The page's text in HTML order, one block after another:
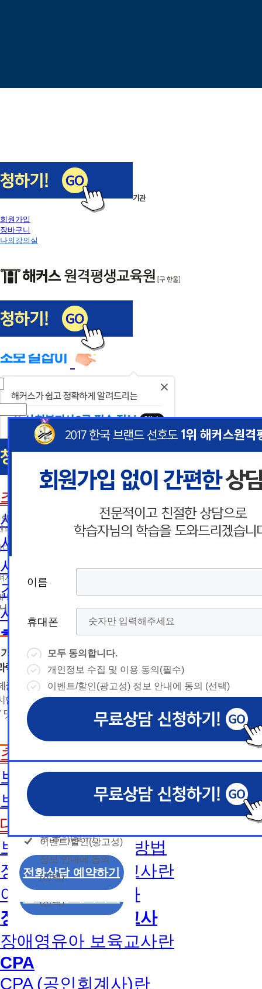
이전
다음
1/5
회원가입
장바구니
나의강의실
해커스편입
사회복지사1급
사회복지사
초보길잡이
사회복지사란
사회복지사2급 취득방법
사회복지사1급 취득방법
건강가정사
사회복지학사/전문학사
한국어교원
한국어교원이란
한국어교원 취득방법
해외취업전망
보육교사
초보길잡이
보육교사란
보육교사2급 취득방법
대면수업일정
보육교사1급 취득방법
장애영유아 보육교사란
아동학사/전문학사
장애영유아 보육교사
장애영유아 보육교사란
CPA
CPA (공인회계사)란
폰
* 날짜입력 키보드 사용법
- page up/down 키 = 다음달/이전
- ctrl+ 방향키 좌,우, 위, 아래 = 날
짜선택
날짜선택
날
선
예
간
상담내용(필수)
수강신청
문의
상담 희망내용 (선택)
개인정보 수집/이용
동의
개인정보 수집 및 이
용 동의(필수)
이벤트/할인(광고성)
정보 안내에 동의
(선택)
폰
* 날짜입력 키보드 사용법
- page up/down 키 = 다음달/이전
- ctrl+ 방향키 좌,우, 위, 아래 = 날
짜선택
전달
- ctrl+ 방향키 좌,우, 위, 아래 =
날짜선택
날
짜
예
상담내용(필수)
수강신청
문의
모두 동의합니다.
개인정보 수집 및 이
용 동의(필수)
이벤트/할인(광고성)
정보 안내에 동의
(선택)
전화상담 예약하기
이름
휴대폰
모두 동의합니다.
개인정보 수집 및 이용 동의(필수)
이벤트/할인(광고성) 정보 안내에 동의 (선택)
◆ 개인정보 수집 · 이용 동의
1. 개인정보 수집·이용 목적
1) 무료상담 진행 및 문의 사항 응대, 동일·후속 문의에 대한
제공, 상담 이력 관리 및 상담 관련 분쟁·민원 처리
2) 광고성 정보 수신에 별도 동의한 자에 한하여
격평생교육원을 비롯한 해커스 교육그룹의 새로
신상품이나 이벤트, 최신 정보 안내 등 신청자의
는 최적의 서비스를 제공하기 위함.
(해커스교육그룹: 해커스인강, 해커스프랩, 해커스톡, 해커스
커스일본어, 해커스잡, 해커스금융, 해커스임용, 해커스공무
찰, 해커스소방, 해커스공인중개사, 해커스주택관리사, 해커
2. (필수)이름, 휴대폰번호, 상담내용
(선택) 제출된 상담 문의 내용, 전화상담 과정에서 이용자가
3. 개인정보 보유/이용 기간: 법령상 정하는 경우
고는 회원탈퇴 시까지 이용 및 보관합니다. 단, 비
나 상담 시로부터 3년 이내 탈퇴하는 자의 경우, 소
만 또는 분쟁처리를 위해 3년간 보관합니다.
에는 상담 신청이 제한됩니다.
이름
휴대폰
모두 동의합니다.
개인정보 수집 및 이용 동의(필수)
이벤트/할인(광고성) 정보 안내에 동의 (선택)
◆ 개인정보 수집 · 이용 동의
1. 개인정보 수집·이용 목적
1) 무료상담 진행 및 문의 사항 응대, 동일·후속 문의에 대한
제공, 상담 이력 관리 및 상담 관련 분쟁·민원 처리
2) 광고성 정보 수신에 별도 동의한 자에 한하여
격평생교육원을 비롯한 해커스 교육그룹의 새로
신상품이나 이벤트, 최신 정보 안내 등 신청자의
는 최적의 서비스를 제공하기 위함.
(해커스교육그룹: 해커스인강, 해커스프랩, 해커스톡, 해커스
커스일본어, 해커스잡, 해커스금융, 해커스임용, 해커스공무
찰, 해커스소방, 해커스공인중개사, 해커스주택관리사, 해커
2. (필수)이름, 휴대폰번호, 상담내용
(선택) 제출된 상담 문의 내용, 전화상담 과정에서 이용자가
3. 개인정보 보유/이용 기간: 법령상 정하는 경우
고는 회원탈퇴 시까지 이용 및 보관합니다. 단, 비
나 상담 시로부터 3년 이내 탈퇴하는 자의 경우, 소
만 또는 분쟁처리를 위해 3년간 보관합니다.
에는 상담 신청이 제한됩니다.
이름
휴대폰
모두 동의합니다.
개인정보 수집 및 이용 동의(필수)
이벤트/할인(광고성) 정보 안내에 동의 (선택)
◆ 개인정보 수집 · 이용 동의
1. 개인정보 수집·이용 목적
1) 무료상담 진행 및 문의 사항 응대, 동일·후속 문의에 대한
제공, 상담 이력 관리 및 상담 관련 분쟁·민원 처리
2) 광고성 정보 수신에 별도 동의한 자에 한하여
격평생교육원을 비롯한 해커스 교육그룹의 새로
신상품이나 이벤트, 최신 정보 안내 등 신청자의
는 최적의 서비스를 제공하기 위함.
(해커스교육그룹: 해커스인강, 해커스프랩, 해커스톡, 해커스
커스일본어, 해커스잡, 해커스금융, 해커스임용, 해커스공무
찰, 해커스소방, 해커스공인중개사, 해커스주택관리사, 해커
2. (필수)이름, 휴대폰번호, 상담내용
(선택) 제출된 상담 문의 내용, 전화상담 과정에서 이용자가
3. 개인정보 보유/이용 기간: 법령상 정하는 경우
고는 회원탈퇴 시까지 이용 및 보관합니다. 단, 비
나 상담 시로부터 3년 이내 탈퇴하는 자의 경우, 소
만 또는 분쟁처리를 위해 3년간 보관합니다.
에는 상담 신청이 제한됩니다.
이름
휴대폰
모두 동의합니다.
개인정보 수집 및 이용 동의(필수)
이벤트/할인(광고성) 정보 안내에 동의 (선택)
인혜택 제공
등 광고성 정보 제공, 통계자료 활용
폰 번호
의 해지나 개인정보 삭제요청 시까지
동의하지 않을 수 있습니다.
다.